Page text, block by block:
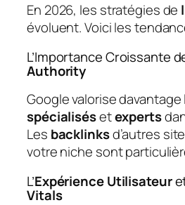
En 2026, les stratégies de
évoluent. Voici les
L’Importance Croissante
Authority
Google valorise
spécialisésetexperts
Les backlinksd’autres
votre niche sont
L’Expérience Utilisateur
Vitals